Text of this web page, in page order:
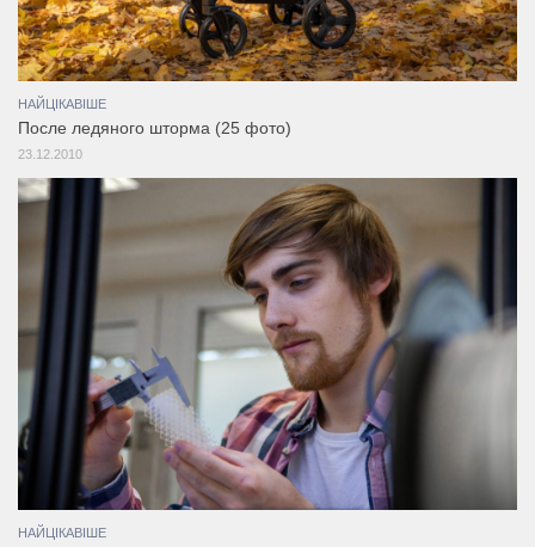
НАЙЦІКАВІШЕ
После ледяного шторма (25 фото)
23.12.2010
НАЙЦІКАВІШЕ